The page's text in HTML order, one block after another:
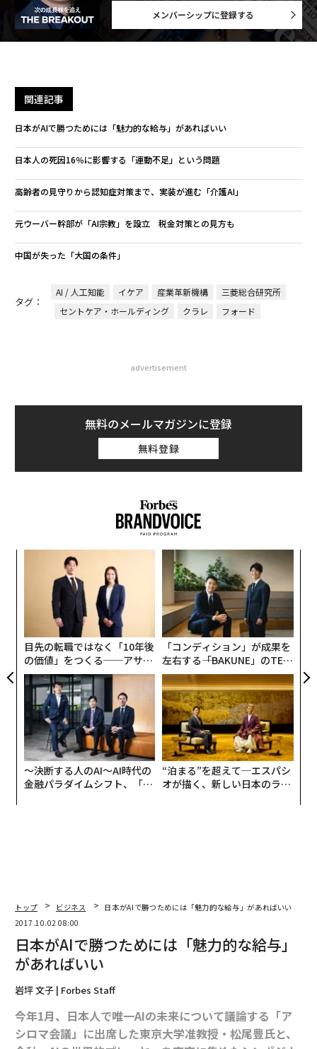
メンバーシップに登録する
関連記事
日本がAIで勝つためには「魅力的な給与」があればいい
日本人の死因16％に影響する「運動不足」という問題
高齢者の見守りから認知症対策まで、実装が進む「介護AI」
元ウーバー幹部が「AI宗教」を設立 税金対策との見方も
中国が失った「大国の条件」
タグ：
AI / 人工知能 イケア 産業革新機構
三菱総合研究所
セントケア・ホールディング
クラレ フォード
advertisement
無料のメールマガジンに登録
無料登録
目先の転職ではなく「10年後
の価値」をつくる──アサイ
ンの長期伴走型支援とは
「コンディション」が成果を
左右する――「BAKUNE」のTEN
TIALが支える「挑戦者の明
日」
〜決断する人のAI〜AI時代の
金融パラダイムシフト、「超
“泊まる”を超えて─エスパシ
オが描く、新しい日本のラグ
トップ ビジネス
日本がAIで勝つためには「魅力的な給与」があればいい
2017.10.02 08:00
日本がAIで勝つためには「魅力的な給与」
があればいい
岩坪 文子 | Forbes Staff
今年1月、日本人で唯一AIの未来について議論する「ア
シロマ会議」に出席した東京大学准教授・松尾豊氏と、